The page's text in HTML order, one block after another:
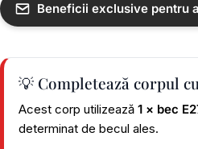
Beneficii exclusive pentru
💡 Completează corpul
Acest corp utilizează 1 × bec
determinat de becul ales.